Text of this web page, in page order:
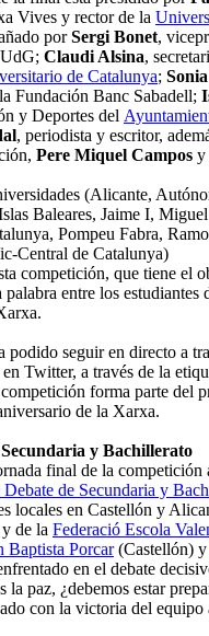
Vives y rector de la
porSergi Bonet,
Claudi Alsina,
de Catalunya;
Fundación Banc Sabadell;
y Deportes del
, periodista y escritor,
Pere Miquel Campos y
(Alicante,
Baleares, Jaime I,
Pompeu Fabra,
Central de Catalunya)
competición, que tiene el
entre los estudiantes
podido seguir en directo a
Twitter, a través de la
forma parte del
de la Xarxa.
y Bachillerato
final de la competición
de Secundaria y
locales en Castellón y
de la Federació Escola
Baptista Porcar(Castellón) y
en el debate
la paz, ¿debemos estar
con la victoria del equipo